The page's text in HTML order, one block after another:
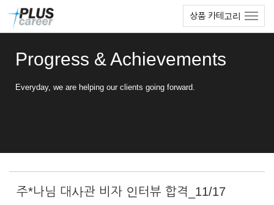
상품 카테고리
Progress & Achievements
Everyday, we are helping our clients going forward.
주*나님 대사관 비자 인터뷰 합격_11/17